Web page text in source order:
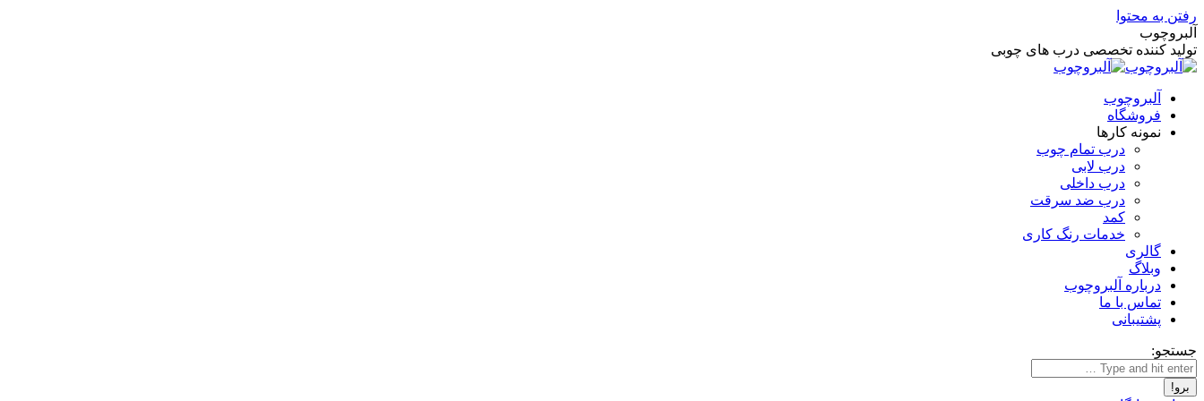
رفتن به محتوا
آلبروچوب
تولید کننده تخصصی درب های چوبی
آلبروچوب
فروشگاه
نمونه کارها
درب تمام چوب
درب لابی
درب داخلی
درب ضد سرقت
کمد
خدمات رنگ کاری
گالری
وبلاگ
درباره آلبروچوب
تماس با ما
پشتیبانی
جستجو: